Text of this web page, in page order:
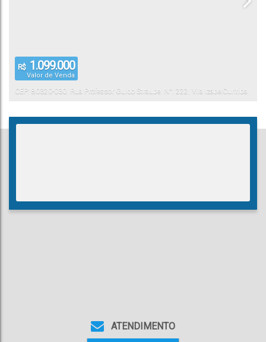
R$ 1.099.000
Valor de Venda
CEP: 80320-030 Rua Professor Guido Straube N°: 222 Vila Izabel Curitiba
ATENDIMENTO